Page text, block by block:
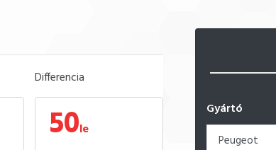
Differencia
50le
Gyártó